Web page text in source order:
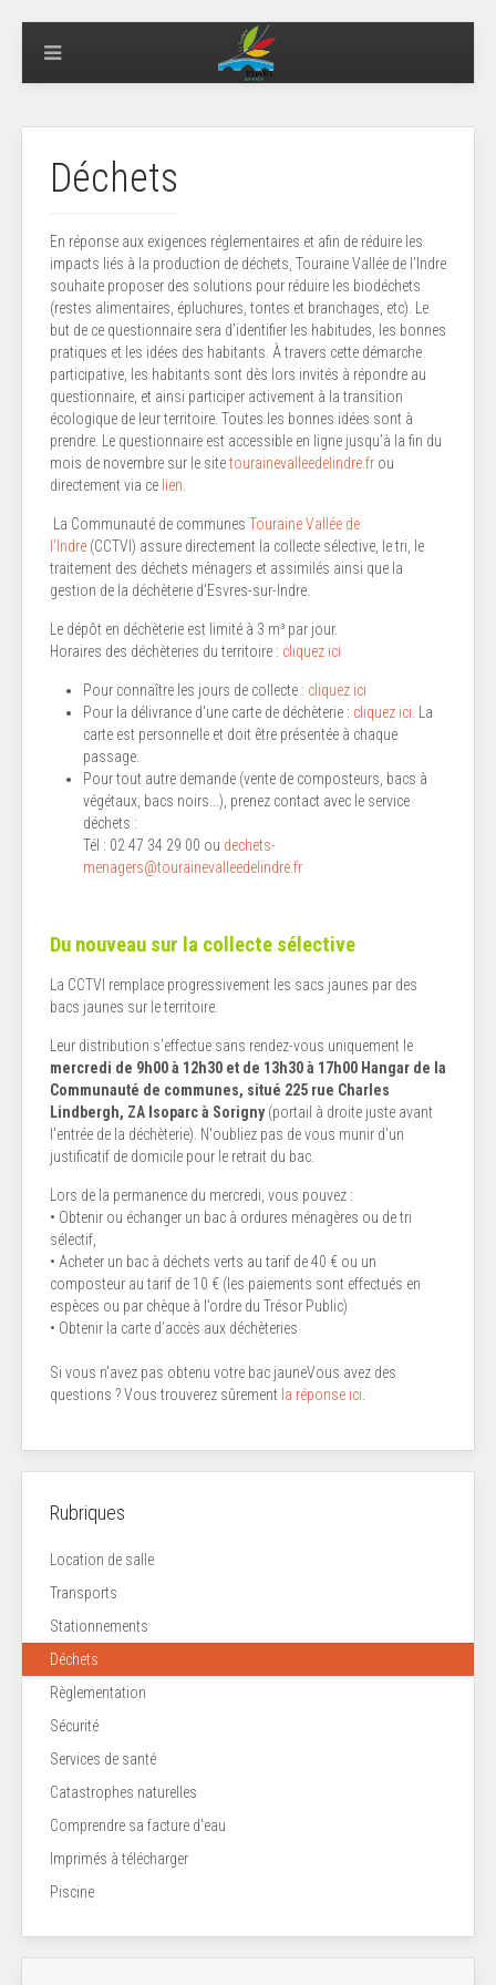
Déchets
En réponse aux exigences réglementaires et afin de réduire les
impacts liés à la production de déchets, Touraine Vallée de l’Indre
souhaite proposer des solutions pour réduire les biodéchets
(restes alimentaires, épluchures, tontes et branchages, etc). Le
but de ce questionnaire sera d’identifier les habitudes, les bonnes
pratiques et les idées des habitants. À travers cette démarche
participative, les habitants sont dès lors invités à répondre au
questionnaire, et ainsi participer activement à la transition
écologique de leur territoire. Toutes les bonnes idées sont à
prendre. Le questionnaire est accessible en ligne jusqu’à la fin du
mois de novembre sur le sitetourainevalleedelindre.fr ou
directement via ce lien
La Communauté de communes Touraine Vallée de
l'Indre (CCTVI) assure directement la collecte sélective, le tri, le
traitement des déchets ménagers et assimilés ainsi que la
gestion de la déchèterie d’Esvres-sur-Indre.
Le dépôt en déchèterie est limité à 3 m³ par jour.
Horaires des déchèteries du territoire : cliquez ici
Pour connaître les jours de collecte : cliquez ici
Pour la délivrance d'une carte de déchèterie : cliquez ici.
La
carte est personnelle et doit être présentée à chaque
passage.
Pour tout autre demande (vente de composteurs, bacs à
végétaux, bacs noirs...), prenez contact avec le service
déchets :
Tél : 02 47 34 29 00 ou dechets-
menagers@tourainevalleedelindre.fr
Du nouveau sur la collecte sélective
La CCTVI remplace progressivement les sacs jaunes par des
bacs jaunes sur le territoire.
Leur distribution s'effectue sans rendez-vous uniquement le
mercredi de 9h00 à 12h30 et de 13h30 à 17h00 Hangar de la
Communauté de communes, situé 225 rue Charles
Lindbergh, ZA Isoparc à Sorigny(portail à droite juste avant
l'entrée de la déchèterie). N'oubliez pas de vous munir d'un
justificatif de domicile pour le retrait du bac.
Lors de la permanence du mercredi, vous pouvez :
• Obtenir ou échanger un bac à ordures ménagères ou de tri
sélectif,
• Acheter un bac à déchets verts au tarif de 40 € ou un
composteur au tarif de 10 € (les paiements sont effectués en
espèces ou par chèque à l’ordre du Trésor Public)
• Obtenir la carte d’accès aux déchèteries
Si vous n'avez pas obtenu votre bac jauneVous avez des
questions ? Vous trouverez sûrement la réponse ici
Rubriques
Location de salle
Transports
Stationnements
Déchets
Règlementation
Sécurité
Services de santé
Catastrophes naturelles
Comprendre sa facture d'eau
Imprimés à télécharger
Piscine